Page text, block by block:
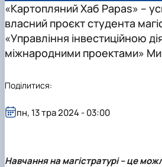
Адміністрація
ОСВІТНЯ ДІЯЛЬНІСТЬ
Бакалаврат
Магістратура
Підготовка аспірантів
Сенат студентської
ВСТУПНИКУ
Загальна інформація
Магістр
МІЖНАРОДНА ДІЯЛЬНІСТЬ
Міжнародні партнери
Міжнародні програми з
ВЧЕНА РАДА
РАДА РОБОТОДАВЦІВ
«Картопляний Хаб Papas» –
власний проєкт студента
«Управління інвестиційною
міжнародними проектами»
Навчання на магістратурі – це
пн, 13 тра 2024 - 03:00
Поділитися: